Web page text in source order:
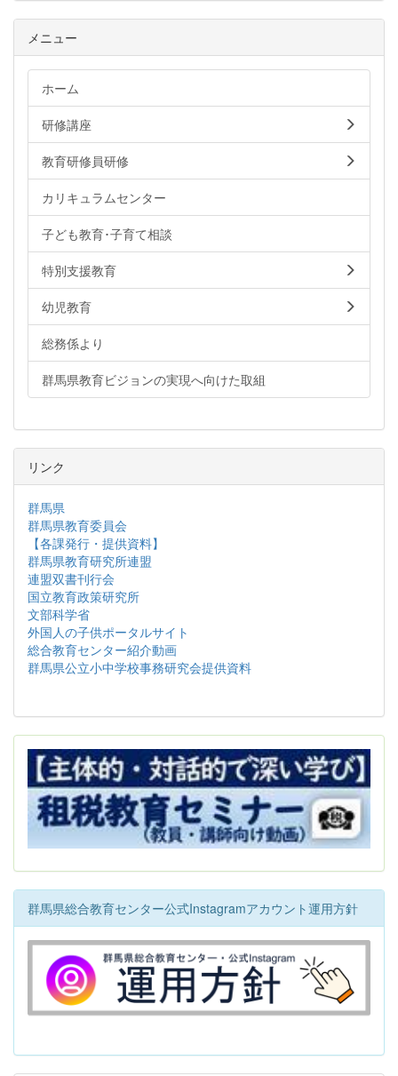
メニュー
ホーム
研修講座
教育研修員研修
カリキュラムセンター
子ども教育･子育て相談
特別支援教育
幼児教育
総務係より
群馬県教育ビジョンの実現へ向けた取組
リンク
群馬県
群馬県教育委員会
【各課発行・提供資料】
群馬県教育研究所連盟
連盟双書刊行会
国立教育政策研究所
文部科学省
外国人の子供ポータルサイト
総合教育センター紹介動画
群馬県公立小中学校事務研究会提供資料
群馬県総合教育センター公式Instagramアカウント運用方針